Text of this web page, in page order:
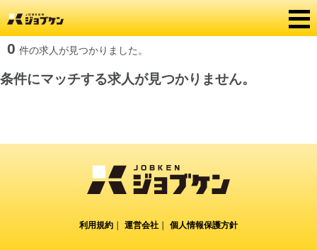
0 件の求人が見つかりました。
条件にマッチする求人が見つかりません。
利用規約 運営会社 個人情報保護方針